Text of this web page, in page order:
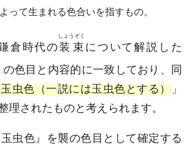
って生まれる色合いを指すもの。
倉時代の装束
しょうぞく
について解説した
の色目と内容的に一致しており、同
虫色（一説には玉虫色とする） 」
理されたものと考えられます。
虫色』を襲の色目として確定する